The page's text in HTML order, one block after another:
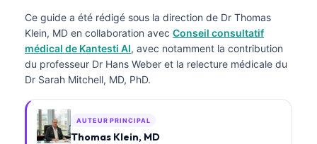
Ce guide a été rédigé sous la direction de Dr Thomas
Klein, MD en collaboration avec Conseil consultatif
médical de Kantesti AI, avec notamment la contribution
du professeur Dr Hans Weber et la relecture médicale du
Dr Sarah Mitchell, MD, PhD.
AUTEUR PRINCIPAL
Thomas Klein, MD